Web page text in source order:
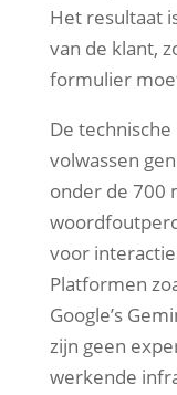
Het resultaat
van de klant,
formulier
De
volwassen
onder de 700
voor
Platformen
Google’s
zijn geen
werkende